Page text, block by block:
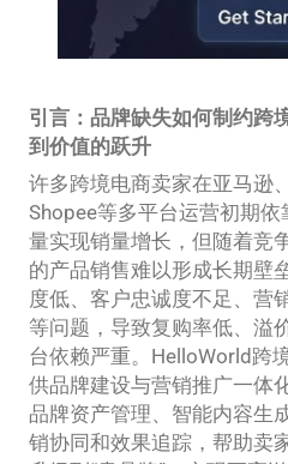
引言：品牌缺失如何制约跨
到价值的跃升
许多跨境电商卖家在亚马逊、
Shopee等多平台运营初期依
量实现销量增长，但随着竞
的产品销售难以形成长期壁
度低、客户忠诚度不足、营
等问题，导致复购率低、溢
台依赖严重。HelloWorld跨
供品牌建设与营销推广一体
品牌资产管理、智能内容生
销协同和效果追踪，帮助卖